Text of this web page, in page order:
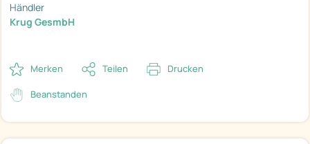
Händler
Krug GesmbH
Merken Teilen Drucken
Beanstanden